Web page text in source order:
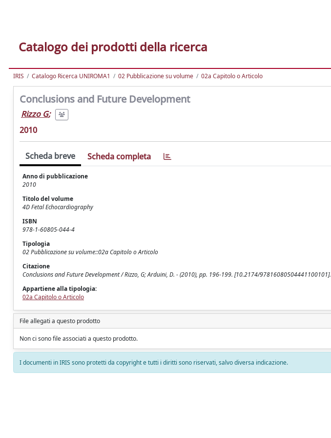
Catalogo dei prodotti della ricerca
IRIS Catalogo Ricerca UNIROMA1 02 Pubblicazione su volume 02a Capitolo o Articolo
Conclusions and Future Development
Rizzo G;
2010
Scheda breve Scheda completa
Anno di pubblicazione
2010
Titolo del volume
4D Fetal Echocardiography
ISBN
978-1-60805-044-4
Tipologia
02 Pubblicazione su volume::02a Capitolo o Articolo
Citazione
Conclusions and Future Development / Rizzo, G; Arduini, D. - (2010), pp. 196-199. [10.2174/97816080504441100101].
Appartiene alla tipologia:
02a Capitolo o Articolo
File allegati a questo prodotto
Non ci sono file associati a questo prodotto.
I documenti in IRIS sono protetti da copyright e tutti i diritti sono riservati, salvo diversa indicazione.